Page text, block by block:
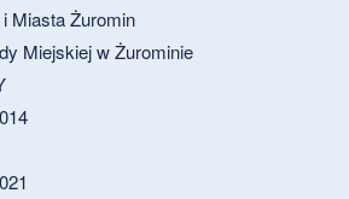
Miasta Żuromin
Miejskiej w Żurominie